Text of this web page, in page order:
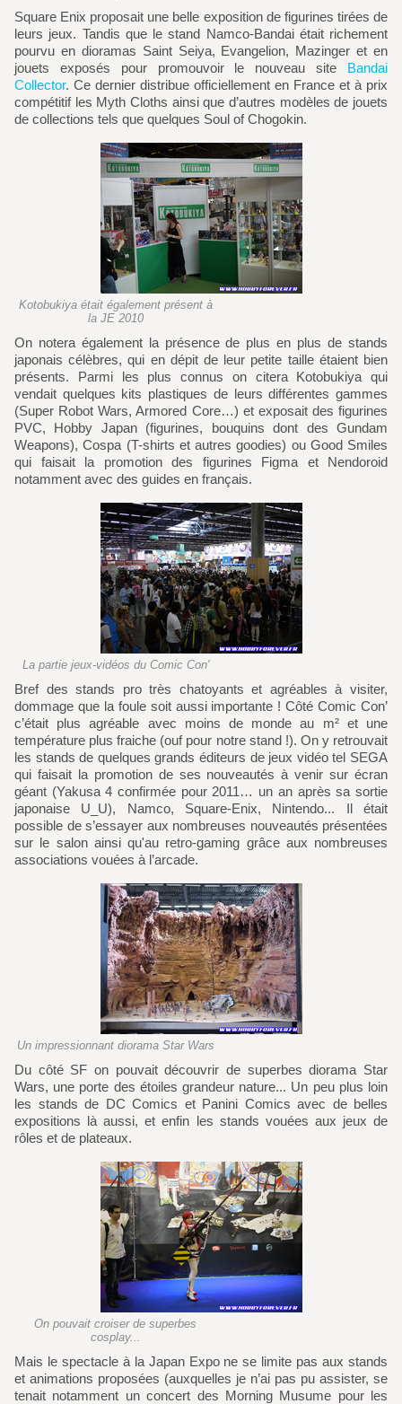
Square Enix proposait une belle exposition de figurines tirées de
leurs jeux. Tandis que le stand Namco-Bandai était richement
pourvu en dioramas Saint Seiya, Evangelion, Mazinger et en
jouets exposés pour promouvoir le nouveau site Bandai
Collector. Ce dernier distribue officiellement en France et à prix
compétitif les Myth Cloths ainsi que d’autres modèles de jouets
de collections tels que quelques Soul of Chogokin.
Kotobukiya était également présent à
la JE 2010
On notera également la présence de plus en plus de stands
japonais célèbres, qui en dépit de leur petite taille étaient bien
présents. Parmi les plus connus on citera Kotobukiya qui
vendait quelques kits plastiques de leurs différentes gammes
(Super Robot Wars, Armored Core…) et exposait des figurines
PVC, Hobby Japan (figurines, bouquins dont des Gundam
Weapons), Cospa (T-shirts et autres goodies) ou Good Smiles
qui faisait la promotion des figurines Figma et Nendoroid
notamment avec des guides en français.
La partie jeux-vidéos du Comic Con'
Bref des stands pro très chatoyants et agréables à visiter,
dommage que la foule soit aussi importante ! Côté Comic Con’
c’était plus agréable avec moins de monde au m² et une
température plus fraiche (ouf pour notre stand !). On y retrouvait
les stands de quelques grands éditeurs de jeux vidéo tel SEGA
qui faisait la promotion de ses nouveautés à venir sur écran
géant (Yakusa 4 confirmée pour 2011… un an après sa sortie
japonaise U_U), Namco, Square-Enix, Nintendo... Il était
possible de s’essayer aux nombreuses nouveautés présentées
sur le salon ainsi qu'au retro-gaming grâce aux nombreuses
associations vouées à l’arcade.
Un impressionnant diorama Star Wars
Du côté SF on pouvait découvrir de superbes diorama Star
Wars, une porte des étoiles grandeur nature... Un peu plus loin
les stands de DC Comics et Panini Comics avec de belles
expositions là aussi, et enfin les stands vouées aux jeux de
rôles et de plateaux.
On pouvait croiser de superbes
cosplay...
Mais le spectacle à la Japan Expo ne se limite pas aux stands
et animations proposées (auxquelles je n’ai pas pu assister, se
tenait notamment un concert des Morning Musume pour les